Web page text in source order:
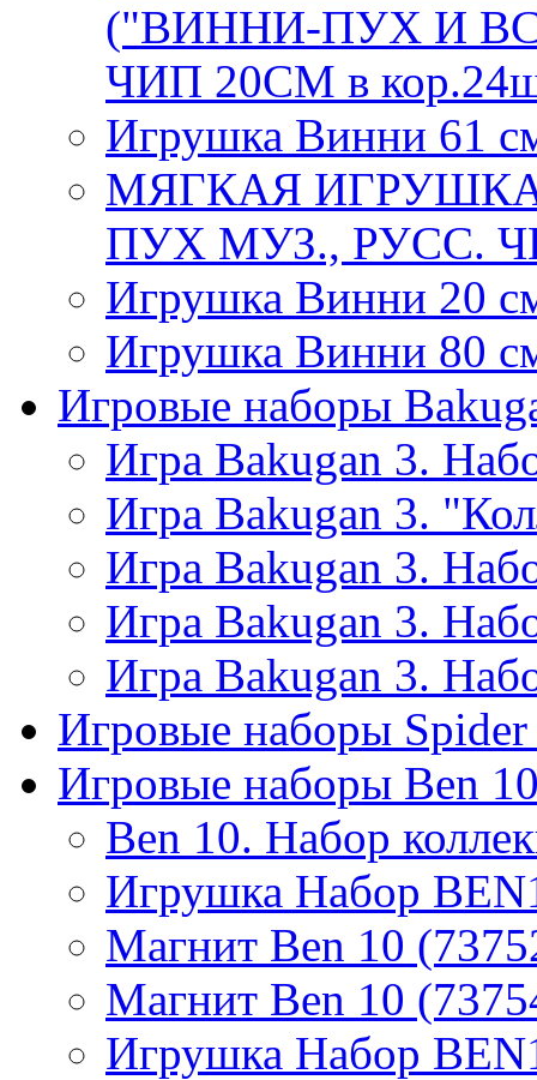
("ВИННИ-ПУХ И
ЧИП 20СМ в
Игрушка Винни 61
МЯГКАЯ
ПУХ МУЗ., РУСС.
Игрушка Винни 20
Игрушка Винни 80
Игровые наборы
Игра Bakugan 3.
Игра Bakugan 3.
Игра Bakugan 3.
Игра Bakugan 3.
Игра Bakugan 3.
Игровые наборы
Игровые наборы Ben
Ben 10. Набор
Игрушка Набор
Магнит Ben 10
Магнит Ben 10
Игрушка Набор